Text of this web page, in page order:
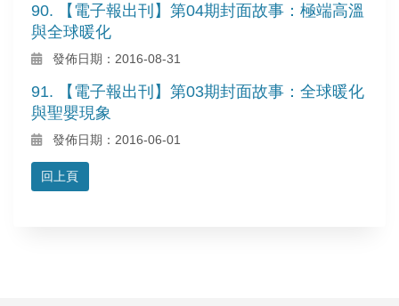
90. 【電子報出刊】第04期封面故事：極端高溫
與全球暖化
發佈日期：2016-08-31
91. 【電子報出刊】第03期封面故事：全球暖化
與聖嬰現象
發佈日期：2016-06-01
回上頁